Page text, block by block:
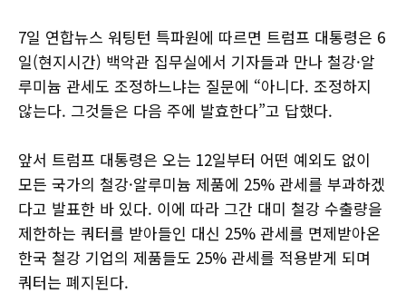
7일 연합뉴스 워팅턴 특파원에 따르면 트럼프 대통령은 6
일(현지시간) 백악관 집무실에서 기자들과 만나 철강·알
루미늄 관세도 조정하느냐는 질문에 “아니다. 조정하지
않는다. 그것들은 다음 주에 발효한다”고 답했다.
앞서 트럼프 대통령은 오는 12일부터 어떤 예외도 없이
모든 국가의 철강·알루미늄 제품에 25% 관세를 부과하겠
다고 발표한 바 있다. 이에 따라 그간 대미 철강 수출량을
제한하는 쿼터를 받아들인 대신 25% 관세를 면제받아온
한국 철강 기업의 제품들도 25% 관세를 적용받게 되며
쿼터는 폐지된다.